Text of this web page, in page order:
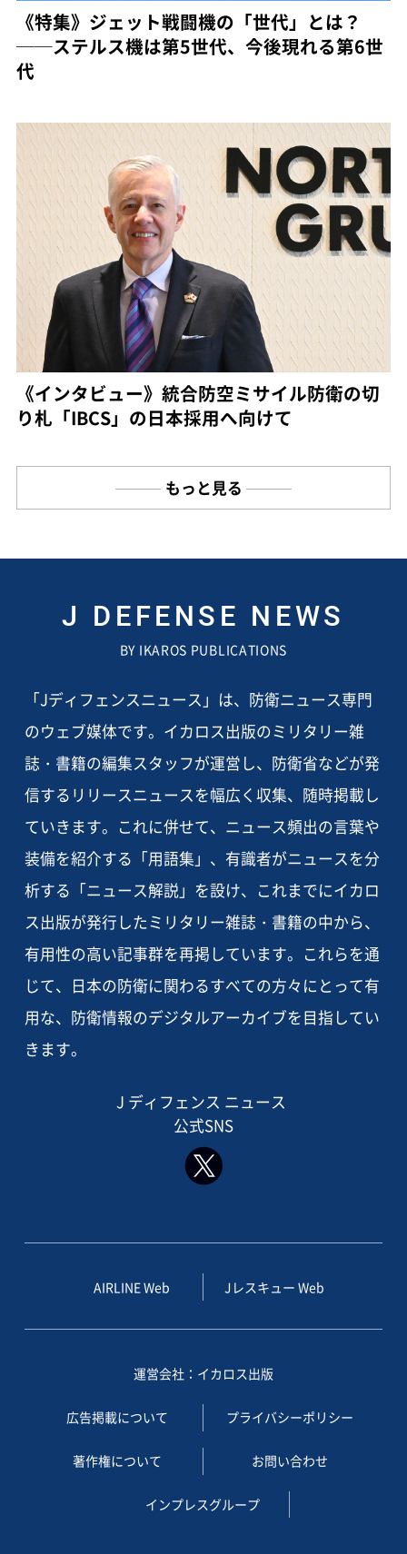
《特集》ジェット戦闘機の「世代」とは？
──ステルス機は第5世代、今後現れる第6世
代
《インタビュー》統合防空ミサイル防衛の切
り札「IBCS」の日本採用へ向けて
もっと見る
J DEFENSE NEWS
BY IKAROS PUBLICATIONS
「Jディフェンスニュース」は、防衛ニュース専門
のウェブ媒体です。イカロス出版のミリタリー雑
誌・書籍の編集スタッフが運営し、防衛省などが発
信するリリースニュースを幅広く収集、随時掲載し
ていきます。これに併せて、ニュース頻出の言葉や
装備を紹介する「用語集」、有識者がニュースを分
析する「ニュース解説」を設け、これまでにイカロ
ス出版が発行したミリタリー雑誌・書籍の中から、
有用性の高い記事群を再掲しています。これらを通
じて、日本の防衛に関わるすべての方々にとって有
用な、防衛情報のデジタルアーカイブを目指してい
きます。
J ディフェンス ニュース
公式SNS
AIRLINE Web Jレスキュー Web
運営会社：イカロス出版
広告掲載について プライバシーポリシー
著作権について お問い合わせ
インプレスグループ